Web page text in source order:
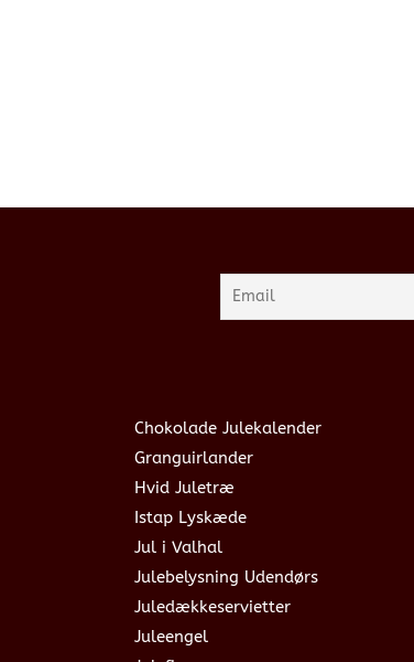
Chokolade Julekalender
Granguirlander
Hvid Juletræ
Istap Lyskæde
Jul i Valhal
Julebelysning Udendørs
Juledækkeservietter
Juleengel